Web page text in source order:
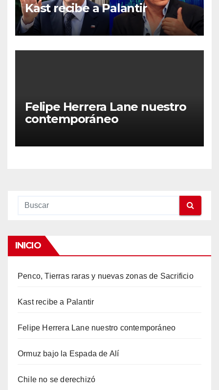
Kast recibe a Palantir
Felipe Herrera Lane nuestro
contemporáneo
INICIO
Penco, Tierras raras y nuevas zonas de Sacrificio
Kast recibe a Palantir
Felipe Herrera Lane nuestro contemporáneo
Ormuz bajo la Espada de Alí
Chile no se derechizó